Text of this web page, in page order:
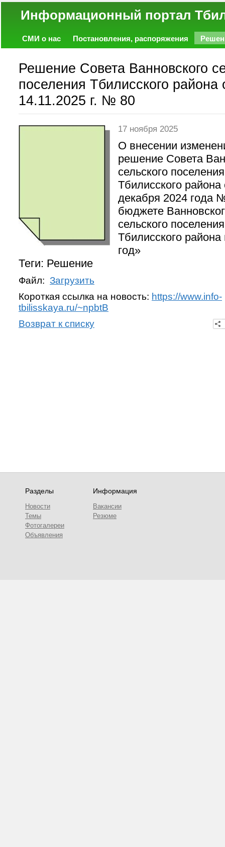
Информационный
СМИ о нас Постановления, распоряжения
Решение Совета Ванновского
поселения Тбилисского района
14.11.2025 г. № 80
17 ноября 2025
О внесении
решение Совета
сельского поселения
Тбилисского района
декабря 2024 года
бюджете
сельского поселения
Тбилисского района
год»
Теги: Решение
Файл: Загрузить
Короткая ссылка на новость: https://www.info-
tbilisskaya.ru/~npbtB
Возврат к списку
Разделы
Новости
Темы
Фотогалереи
Объявления
Информация
Вакансии
Резюме